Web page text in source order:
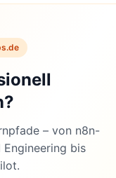
– von n8n-
bis